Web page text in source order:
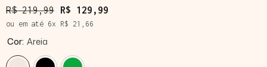
R$ 219,99 R$ 129,99
ou em até 6x R$ 21,66
Cor: Areia